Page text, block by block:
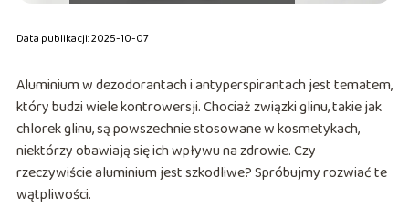
Data publikacji: 2025-10-07
Aluminium w dezodorantach i antyperspirantach jest tematem,
który budzi wiele kontrowersji. Chociaż związki glinu, takie jak
chlorek glinu, są powszechnie stosowane w kosmetykach,
niektórzy obawiają się ich wpływu na zdrowie. Czy
rzeczywiście aluminium jest szkodliwe? Spróbujmy rozwiać te
wątpliwości.